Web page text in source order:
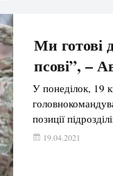
Ми готові
псові”, –
У понеділок, 19
позиції
19.04.2021